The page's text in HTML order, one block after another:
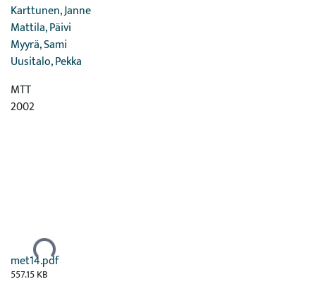
Karttunen, Janne
Mattila, Päivi
Myyrä, Sami
Uusitalo, Pekka
MTT
2002
Ladataan...
met14.pdf
557.15 KB